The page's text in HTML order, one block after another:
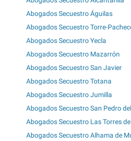
Abogados Secuestro Águilas
Abogados Secuestro Torre-
Abogados Secuestro Yecla
Abogados Secuestro Mazarrón
Abogados Secuestro San Javier
Abogados Secuestro Totana
Abogados Secuestro Jumilla
Abogados Secuestro San Pedro
Abogados Secuestro Las Torres
Abogados Secuestro Alhama de